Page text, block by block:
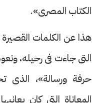
الكتاب المصرى».
هذا عن الكلمات
التى جاءت فى رحيله،
حرفة ورسالة»،
المعاناة التى كان